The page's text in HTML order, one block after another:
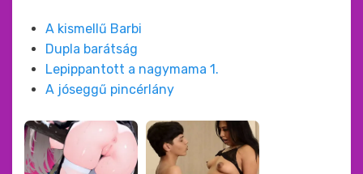
A kismellű Barbi
Dupla barátság
Lepippantott a nagymama 1.
A jóseggű pincérlány